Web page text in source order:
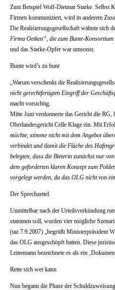
Zum Beispiel Wolf-Dietmar Starke. Selbst
Firmen kommuniziert, wird in anderem
Die Realisierungsgesellschaft wähnte sich
Firma Oetken“, die zum Bunte-
und das Starke-Opfer war umsonst.
Bunte wird’s zu bunt
„Warum verschenkt die
nicht gerechtfertigten Eingriff der
macht vorsichtig.
Mitte Juni verdonnerte das Gericht die RG,
Oberlandesgericht Celle Klage ein. Mit
möchte, stimme nicht mit dem Angebot
verbindet und damit die Fläche des
belegten, dass die Bieterin zunächst nur
dem geforderten klaren Konzept zum
vorgelegt werden, da das OLG nicht von
Der Sprechzettel
Unmittelbar nach der Urteilsverkündung
stammen soll, wurden vier mögliche
(taz 7.9.2007) „begrüßt Ministerpräsident
das OLG ausgeschöpft hatten. Diese
Leinemann bezeichnete es als ein
Rette sich wer kann
Nun begann die Phase der